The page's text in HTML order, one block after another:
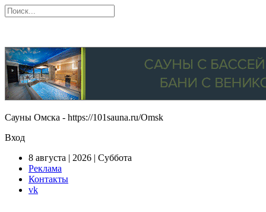
Сауны Омска - https://101sauna.ru/Omsk
Вход
8 августа | 2026 | Суббота
Реклама
Контакты
vk